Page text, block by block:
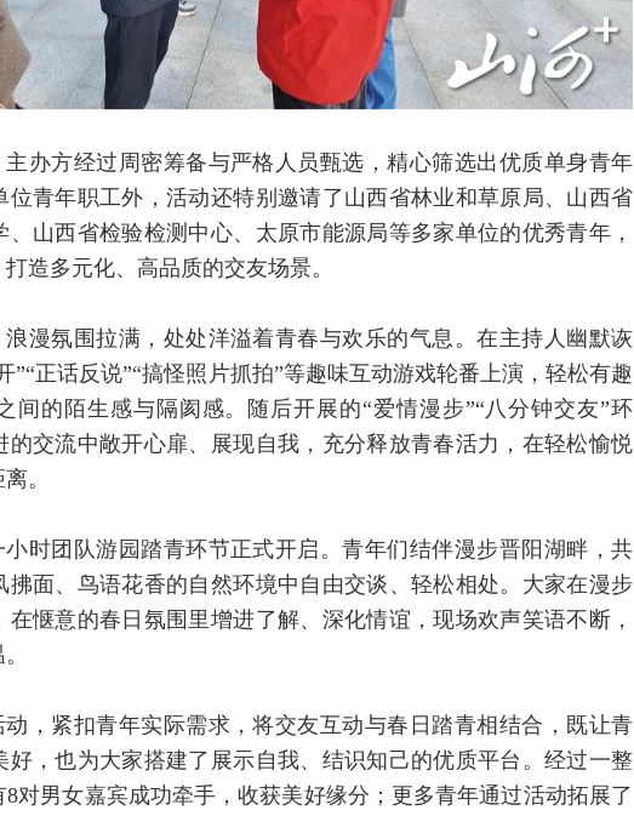
办方经过周密筹备与严格人员甄选，精心筛选出优质单身青年
位青年职工外，活动还特别邀请了山西省林业和草原局、山西省
、山西省检验检测中心、太原市能源局等多家单位的优秀青年，
造多元化、高品质的交友场景。
漫氛围拉满，处处洋溢着青春与欢乐的气息。在主持人幽默诙
”“正话反说”“搞怪照片抓拍”等趣味互动游戏轮番上演，轻松有趣
间的陌生感与隔阂感。随后开展的“爱情漫步”“八分钟交友”环
的交流中敞开心扉、展现自我，充分释放青春活力，在轻松愉悦
。
时团队游园踏青环节正式开启。青年们结伴漫步晋阳湖畔，共
拂面、鸟语花香的自然环境中自由交谈、轻松相处。大家在漫步
惬意的春日氛围里增进了解、深化情谊，现场欢声笑语不断，
，紧扣青年实际需求，将交友互动与春日踏青相结合，既让青
好，也为大家搭建了展示自我、结识知己的优质平台。经过一整
对男女嘉宾成功牵手，收获美好缘分；更多青年通过活动拓展了